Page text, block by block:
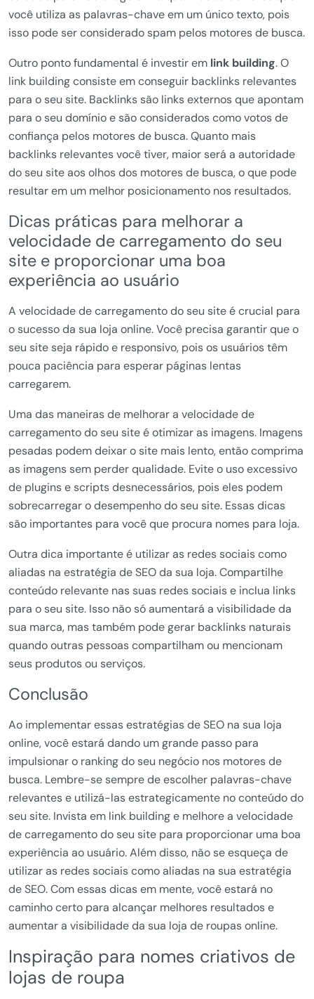
você utiliza as palavras-chave em um único texto, pois
isso pode ser considerado spam pelos motores de busca.
Outro ponto fundamental é investir em link building. O
link building consiste em conseguir backlinks relevantes
para o seu site. Backlinks são links externos que apontam
para o seu domínio e são considerados como votos de
confiança pelos motores de busca. Quanto mais
backlinks relevantes você tiver, maior será a autoridade
do seu site aos olhos dos motores de busca, o que pode
resultar em um melhor posicionamento nos resultados.
Dicas práticas para melhorar a
velocidade de carregamento do seu
site e proporcionar uma boa
experiência ao usuário
A velocidade de carregamento do seu site é crucial para
o sucesso da sua loja online. Você precisa garantir que o
seu site seja rápido e responsivo, pois os usuários têm
pouca paciência para esperar páginas lentas
carregarem.
Uma das maneiras de melhorar a velocidade de
carregamento do seu site é otimizar as imagens. Imagens
pesadas podem deixar o site mais lento, então comprima
as imagens sem perder qualidade. Evite o uso excessivo
de plugins e scripts desnecessários, pois eles podem
sobrecarregar o desempenho do seu site. Essas dicas
são importantes para você que procura nomes para loja.
Outra dica importante é utilizar as redes sociais como
aliadas na estratégia de SEO da sua loja. Compartilhe
conteúdo relevante nas suas redes sociais e inclua links
para o seu site. Isso não só aumentará a visibilidade da
sua marca, mas também pode gerar backlinks naturais
quando outras pessoas compartilham ou mencionam
seus produtos ou serviços.
Conclusão
Ao implementar essas estratégias de SEO na sua loja
online, você estará dando um grande passo para
impulsionar o ranking do seu negócio nos motores de
busca. Lembre-se sempre de escolher palavras-chave
relevantes e utilizá-las estrategicamente no conteúdo do
seu site. Invista em link building e melhore a velocidade
de carregamento do seu site para proporcionar uma boa
experiência ao usuário. Além disso, não se esqueça de
utilizar as redes sociais como aliadas na sua estratégia
de SEO. Com essas dicas em mente, você estará no
caminho certo para alcançar melhores resultados e
aumentar a visibilidade da sua loja de roupas online.
Inspiração para nomes criativos de
lojas de roupa